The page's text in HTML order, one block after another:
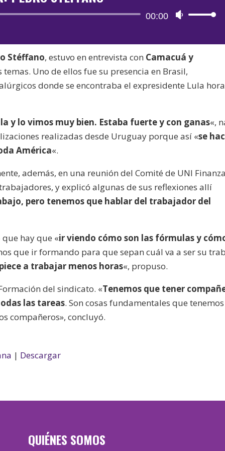
Reproductor
audio
00:00
Utiliza
teclas
de
flecha
arriba/
o
disminuir
volumen.
Stéffano, estuvo en entrevista con Camacuá y
Uno de ellos fue su presencia en Brasil,
donde se encontraba el expresidente Lula
y lo vimos muy bien. Estaba fuerte y con ganas«,
realizadas desde Uruguay porque así «se
América«.
además, en una reunión del Comité de UNI
y explicó algunas de sus reflexiones allí
pero tenemos que hablar del trabajador del
hay que «ir viendo cómo son las fórmulas y
que ir formando para que sepan cuál va a ser su
a trabajar menos horas«, propuso.
del sindicato. «Tenemos que tener
las tareas. Son cosas fundamentales que tenemos
compañeros», concluyó.
| Descargar
QUIÉNES SOMOS